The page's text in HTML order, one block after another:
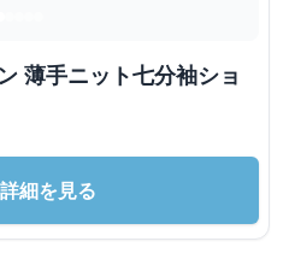
薄手ニット七分袖ショ
細を見る